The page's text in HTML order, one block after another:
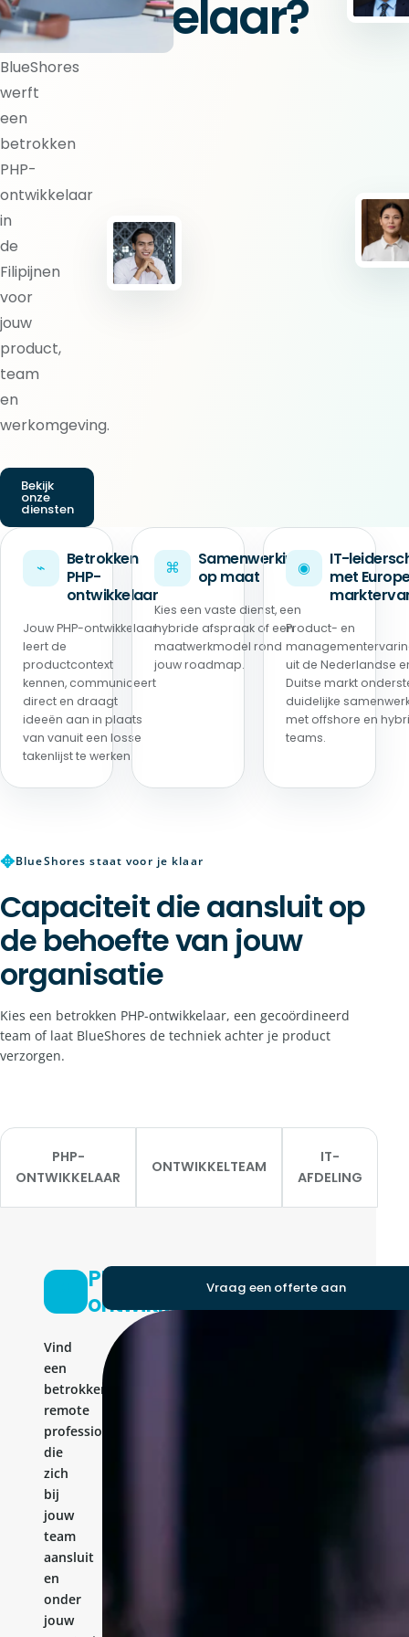
ontwikkelaar?
BlueShores
werft
een
betrokken
PHP-
ontwikkelaar
in
de
Filipijnen
voor
jouw
product,
team
en
werkomgeving.
Bekijk
onze
diensten
⌁
Betrokken
PHP-
ontwikkelaar
Jouw PHP-ontwikkelaar
leert de
productcontext
kennen, communiceert
direct en draagt
ideeën aan in plaats
van vanuit een losse
takenlijst te werken.
⌘
Samenwerking
op maat
Kies een vaste dienst, een
hybride afspraak of een
maatwerkmodel rond
jouw roadmap.
◉
IT-
met
Product- en
uit de Nederlandse
Duitse markt
duidelijke
met offshore en
teams.
✥BlueShores staat voor je klaar
Capaciteit die aansluit op
de behoefte van jouw
organisatie
Kies een betrokken PHP-ontwikkelaar, een gecoördineerd
team of laat BlueShores de techniek achter je product
verzorgen.
PHP-
ONTWIKKELAAR
ONTWIKKELTEAM
IT-
AFDELING
PHP-
ontwikkelaar
Vind
een
betrokken
remote
professional
die
zich
bij
jouw
team
aansluit
en
onder
jouw
Vraag een offerte aan